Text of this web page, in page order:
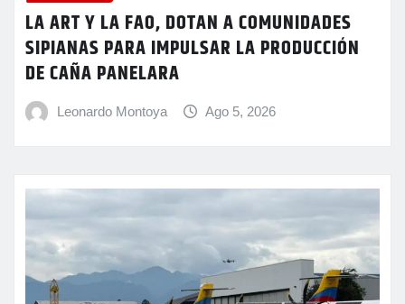
LA ART Y LA FAO, DOTAN A COMUNIDADES
SIPIANAS PARA IMPULSAR LA PRODUCCIÓN
DE CAÑA PANELARA
Leonardo Montoya Ago 5, 2026